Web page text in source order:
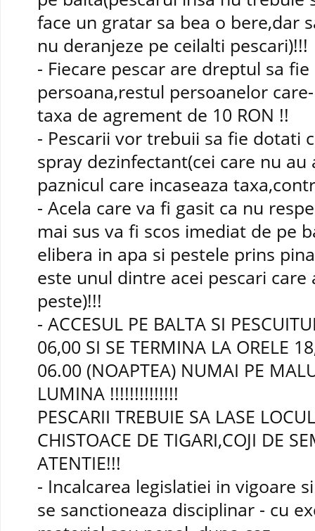
face un gratar sa bea o bere,dar
nu deranjeze pe ceilalti pescari)!!!
- Fiecare pescar are dreptul sa
persoana,restul persoanelor
taxa de agrement de 10 RON !!
- Pescarii vor trebuii sa fie dotati
spray dezinfectant(cei care nu au
paznicul care incaseaza
- Acela care va fi gasit ca nu
mai sus va fi scos imediat de pe
elibera in apa si pestele prins
este unul dintre acei pescari
peste)!!!
- ACCESUL PE BALTA SI
06,00 SI SE TERMINA LA ORELE
06.00 (NOAPTEA) NUMAI PE
LUMINA !!!!!!!!!!!!!!
PESCARII TREBUIE SA LASE
CHISTOACE DE TIGARI,COJI DE
ATENTIE!!!
- Incalcarea legislatiei in vigoare
se sanctioneaza disciplinar - cu